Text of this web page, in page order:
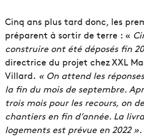
Cinq ans plus tard donc, les
préparent à sortir de terre : «
construire ont été déposés fin
directrice du projet chez XXL
Villard. « On attend les
la fin du mois de septembre.
trois mois pour les recours, on
chantiers en fin d’année. La
logements est prévue en 2022 ».